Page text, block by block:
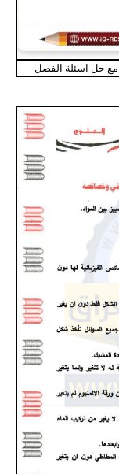
مع حل اسئلة الفصل